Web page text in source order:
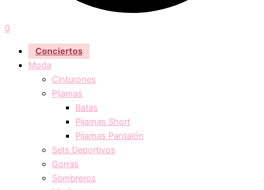
0
Conciertos
Moda
Cinturones
Pijamas
Batas
Pijamas Short
Pijamas Pantalón
Sets Deportivos
Gorras
Sombreros